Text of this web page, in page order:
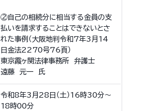
②自己の相続分に相当する金員の支
払いを請求することはできないとさ
れた事例（大阪地判令和7年3月14
日金法2270号76頁）
東京霞ヶ関法律事務所 弁護士
遠藤 元一 氏
令和8年3月28日（土）16時30分～
18時00分